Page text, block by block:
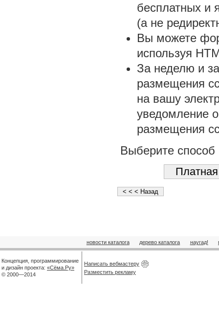
бесплатных и
(а не
Вы можете
используя
За неделю и
размещения
на вашу
уведомление
размещения
Выберите способ
новости каталога дерево каталога наугад!
Концепция, программирование
и дизайн проекта: «Сёма.Ру»
© 2000—2014
Написать вебмастеру
Разместить рекламу